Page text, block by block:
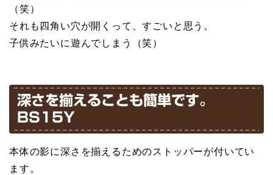
（笑）
それも四角い穴が開くって、すごいと思う。
子供みたいに遊んでしまう（笑）
深さを揃えることも簡単です。
BS15Y
本体の影に深さを揃えるためのストッパーが付いてい
ます。